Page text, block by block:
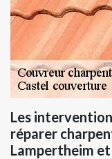
Les
réparer
Lampertheim